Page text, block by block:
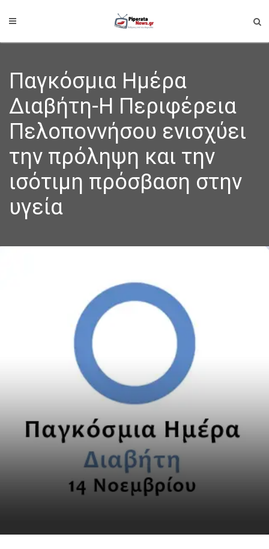
Παγκόσμια Ημέρα
Διαβήτη-Η Περιφέρεια
Πελοποννήσου ενισχύει
την πρόληψη και την
ισότιμη πρόσβαση στην
υγεία